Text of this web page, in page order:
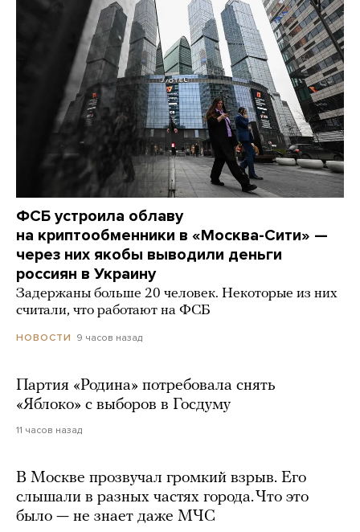
ФСБ устроила облаву
на криптообменники в «Москва-Сити» —
через них якобы выводили деньги
россиян в Украину
Задержаны больше 20 человек. Некоторые из них
считали, что работают на ФСБ
НОВОСТИ 9 часов назад
Партия «Родина» потребовала снять
«Яблоко» с выборов в Госдуму
11 часов назад
В Москве прозвучал громкий взрыв. Его
слышали в разных частях города. Что это
было — не знает даже МЧС